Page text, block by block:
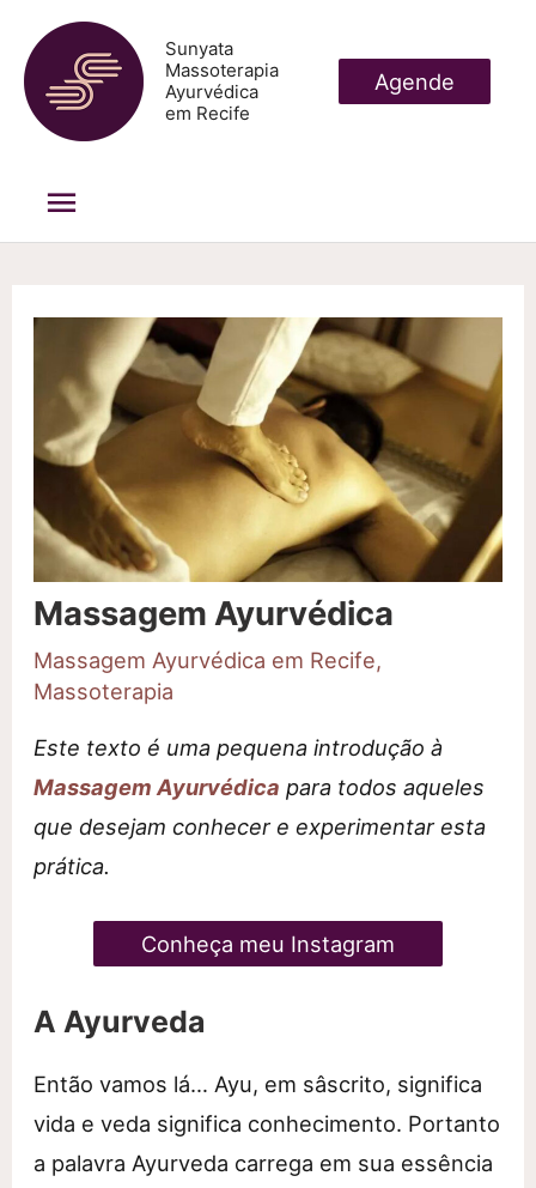
para
conteúdo
Sunyata
Massoterapia
Ayurvédica
em Recife
Menu
Agende
Massagem Ayurvédica
Massagem Ayurvédica em Recife,
Massoterapia
Este texto é uma pequena introdução à
Massagem Ayurvédica para todos aqueles
que desejam conhecer e experimentar esta
prática.
Conheça meu Instagram
A Ayurveda
Então vamos lá… Ayu, em sâscrito, significa
vida e veda significa conhecimento. Portanto
a palavra Ayurveda carrega em sua essência